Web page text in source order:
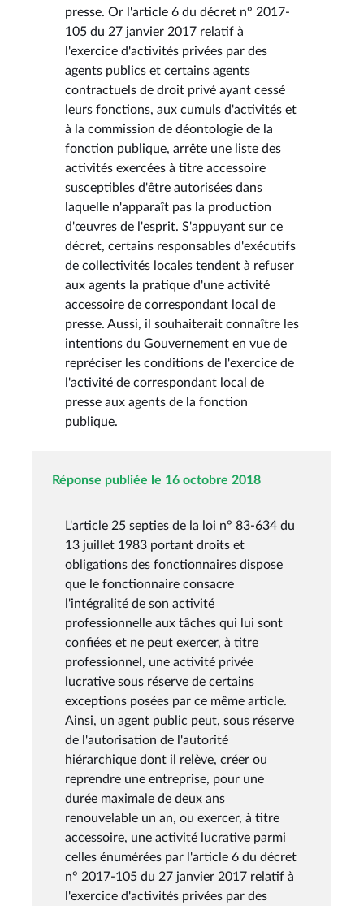
presse. Or l'article 6 du décret n° 2017-
105 du 27 janvier 2017 relatif à
l'exercice d'activités privées par des
agents publics et certains agents
contractuels de droit privé ayant cessé
leurs fonctions, aux cumuls d'activités et
à la commission de déontologie de la
fonction publique, arrête une liste des
activités exercées à titre accessoire
susceptibles d'être autorisées dans
laquelle n'apparaît pas la production
d'œuvres de l'esprit. S'appuyant sur ce
décret, certains responsables d'exécutifs
de collectivités locales tendent à refuser
aux agents la pratique d'une activité
accessoire de correspondant local de
presse. Aussi, il souhaiterait connaître les
intentions du Gouvernement en vue de
repréciser les conditions de l'exercice de
l'activité de correspondant local de
presse aux agents de la fonction
publique.
Réponse publiée le 16 octobre 2018
L'article 25 septies de la loi n° 83-634 du
13 juillet 1983 portant droits et
obligations des fonctionnaires dispose
que le fonctionnaire consacre
l'intégralité de son activité
professionnelle aux tâches qui lui sont
confiées et ne peut exercer, à titre
professionnel, une activité privée
lucrative sous réserve de certains
exceptions posées par ce même article.
Ainsi, un agent public peut, sous réserve
de l'autorisation de l'autorité
hiérarchique dont il relève, créer ou
reprendre une entreprise, pour une
durée maximale de deux ans
renouvelable un an, ou exercer, à titre
accessoire, une activité lucrative parmi
celles énumérées par l'article 6 du décret
n° 2017-105 du 27 janvier 2017 relatif à
l'exercice d'activités privées par des